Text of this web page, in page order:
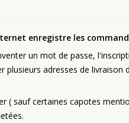
enregistre les
un mot de passe,
plusieurs adresses de livraison
( sauf certaines capotes